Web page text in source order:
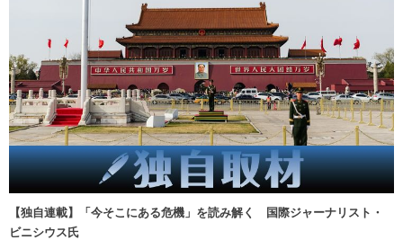
【独自連載】「今そこにある危機」を読み解く 国際ジャーナリスト・
ビニシウス氏